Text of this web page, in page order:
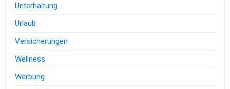
Unterhaltung
Urlaub
Versicherungen
Wellness
Werbung